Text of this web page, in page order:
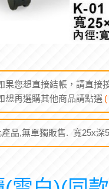
果您想直接結帳，請直接
想再選購其他商品請點選
品,無單獨販售. 寬25x深